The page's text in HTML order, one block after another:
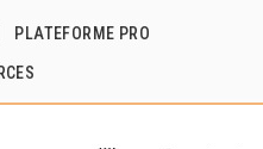
PLATEFORME PRO